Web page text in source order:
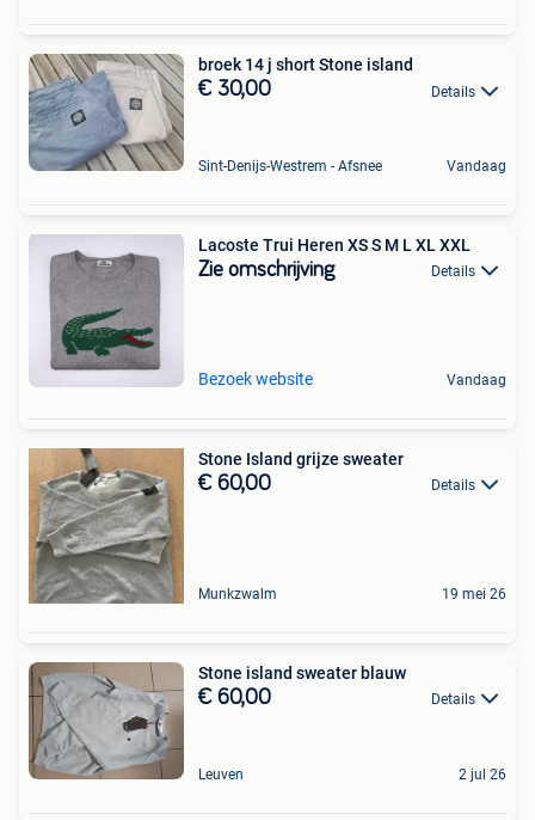
broek 14 j short Stone island
€ 30,00 Details
Sint-Denijs-Westrem - Afsnee Vandaag
Lacoste Trui Heren XS S M L XL XXL
Zie omschrijving Details
Bezoek website Vandaag
Stone Island grijze sweater
€ 60,00 Details
Munkzwalm 19 mei 26
Stone island sweater blauw
€ 60,00 Details
Leuven 2 jul 26